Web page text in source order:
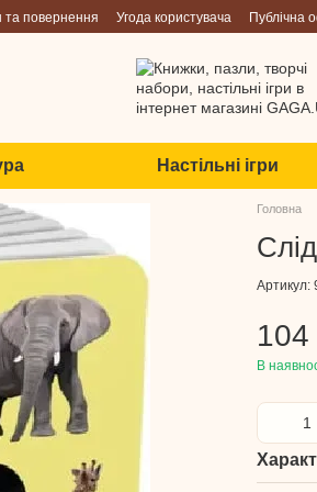
та повернення Угода користувача Публічна
Настільні ігри
Головна
Артикул:
104
В